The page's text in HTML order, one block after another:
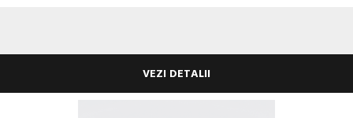
VEZI DETALII